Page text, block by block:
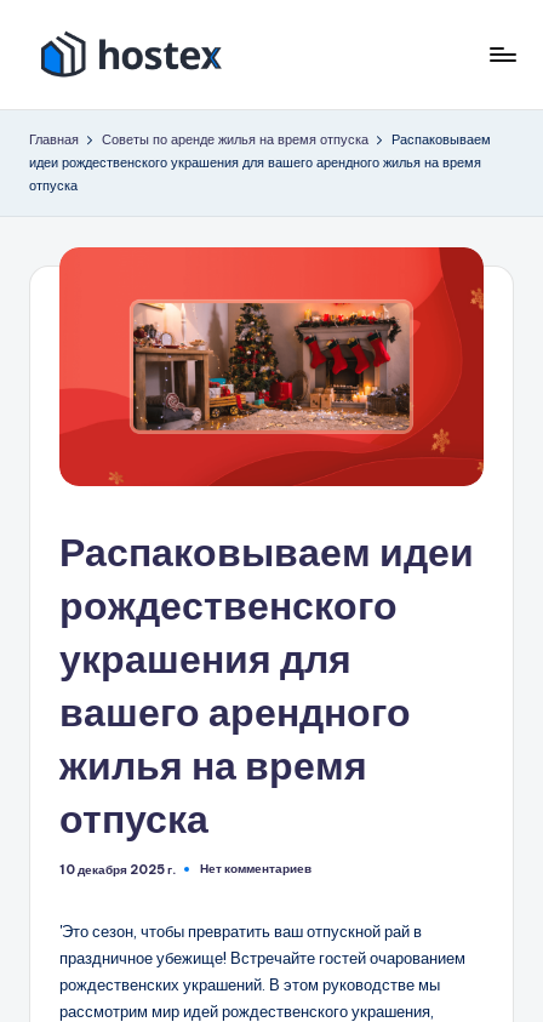
Перейти
содержимому
о
с
т
е
вашего
отпуска
искусственного
Главная Советы по аренде жилья на время отпуска
Распаковываем
идеи рождественского украшения для вашего арендного жилья на время
отпуска
Распаковываем идеи
рождественского
украшения для
вашего арендного
жилья на время
отпуска
10 декабря 2025 г. Нет комментариев
'Это сезон, чтобы превратить ваш отпускной рай в
праздничное убежище! Встречайте гостей очарованием
рождественских украшений. В этом руководстве мы
рассмотрим мир идей рождественского украшения,